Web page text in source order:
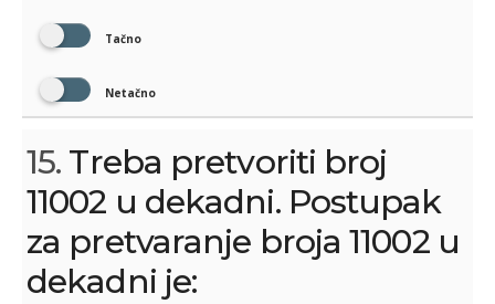
Tačno
Netačno
15. Treba pretvoriti broj
11002 u dekadni. Postupak
za pretvaranje broja 11002 u
dekadni je: